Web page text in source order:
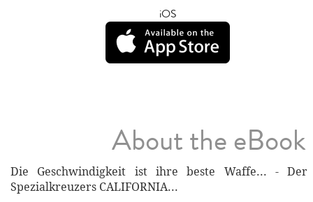
iOS
About the eBook
Die Geschwindigkeit ist ihre beste Waffe... - Der
Spezialkreuzers CALIFORNIA...